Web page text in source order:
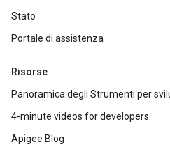
Stato
Portale di assistenza
Risorse
Panoramica degli Strumenti per
4-minute videos for developers
Apigee Blog